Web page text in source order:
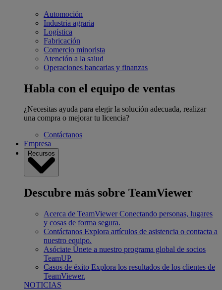
Automoción
Industria agraria
Logística
Fabricación
Comercio minorista
Atención a la salud
Operaciones bancarias y finanzas
Habla con el equipo de ventas
¿Necesitas ayuda para elegir la solución adecuada, realizar
una compra o mejorar tu licencia?
Contáctanos
Empresa
Recursos
Descubre más sobre TeamViewer
Acerca de TeamViewer Conectando personas, lugares
y cosas de forma segura.
Contáctanos Explora artículos de asistencia o contacta a
nuestro equipo.
Asóciate Únete a nuestro programa global de socios
TeamUP.
Casos de éxito Explora los resultados de los clientes de
TeamViewer.
NOTICIAS